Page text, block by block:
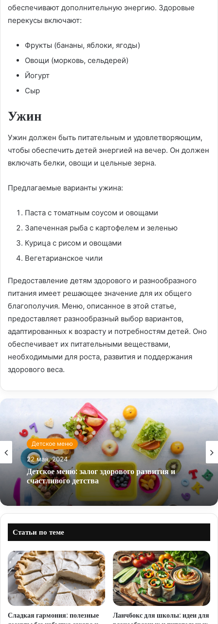
обеспечивают дополнительную энергию. Здоровые
перекусы включают:
Фрукты (бананы, яблоки, ягоды)
Овощи (морковь, сельдерей)
Йогурт
Сыр
Ужин
Ужин должен быть питательным и удовлетворяющим,
чтобы обеспечить детей энергией на вечер. Он должен
включать белки, овощи и цельные зерна.
Предлагаемые варианты ужина:
Паста с томатным соусом и овощами
Запеченная рыба с картофелем и зеленью
Курица с рисом и овощами
Вегетарианское чили
Предоставление детям здорового и разнообразного
питания имеет решающее значение для их общего
благополучия. Меню, описанное в этой статье,
предоставляет разнообразный выбор вариантов,
адаптированных к возрасту и потребностям детей. Оно
обеспечивает их питательными веществами,
необходимыми для роста, развития и поддержания
здорового веса.
Детское меню
22 мая, 2024
Детское меню: залог здорового развития и
счастливого детства
Статьи по теме
Сладкая гармония: полезные
Ланчбокс для школы: идеи для